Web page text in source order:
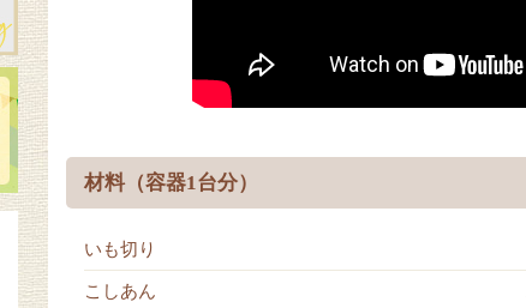
材料（容器1台分）
いも切り
こしあん